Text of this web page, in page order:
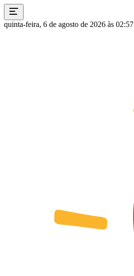
quinta-feira, 6 de agosto de 2026 às 02:57